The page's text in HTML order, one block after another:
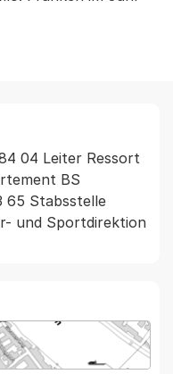
04 Leiter Ressort
BS
65 Stabsstelle
und Sportdirektion
von MapBS.
Link, wird in einem